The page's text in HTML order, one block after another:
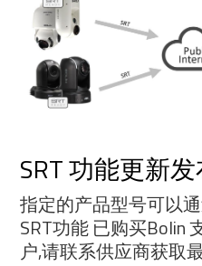
SRT 功能更新
指定的产品型号可以
SRT功能 已购买Bolin
户,请联系供应商获取